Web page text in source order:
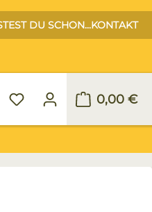
DU SCHON...KONTAKT
0,00 €